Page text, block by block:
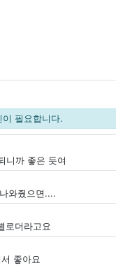
이 필요합니다.
니까 좋은 듯여
와줬으면....
로더라고요
좋아요